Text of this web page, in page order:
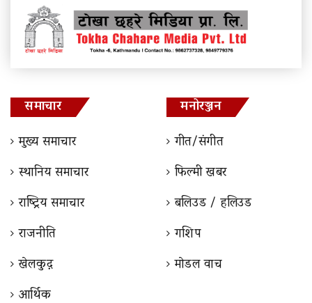
समाचार
मुख्य समाचार
स्थानिय समाचार
राष्ट्रिय समाचार
राजनीति
खेलकुद़़
आर्थिक
मनोरञ्जन
गीत/संगीत
फिल्मी खबर
बलिउड / हलिउड
गशिप
माेडल वाच